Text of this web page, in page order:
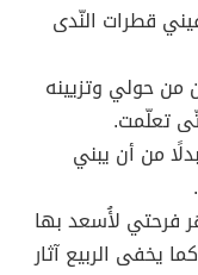
قطرات النّدى
من حولي وتزيينه
تعلّمت.
من أن يبني
فرحتي لأُسعد بها
يخفى الربيع آثار